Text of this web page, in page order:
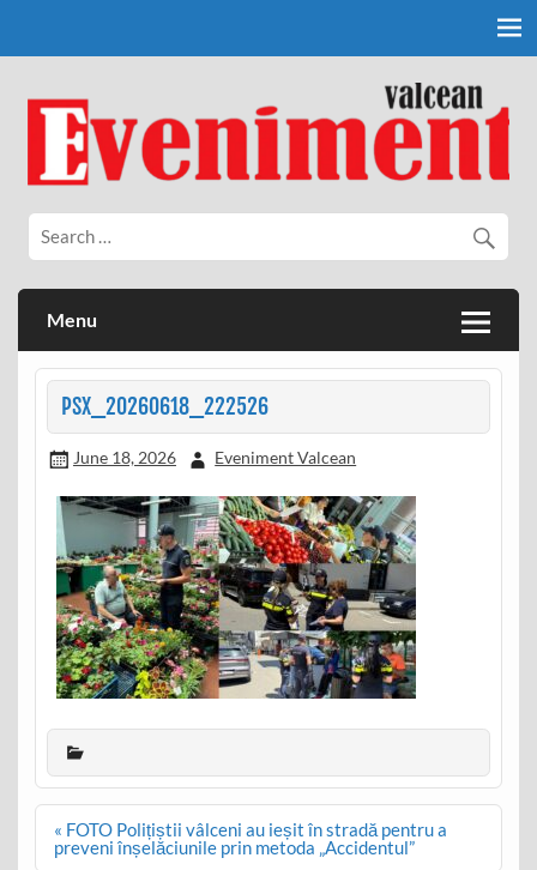
Eveniment Valcean
Menu
PSX_20260618_222526
June 18, 2026 Eveniment Valcean
Post
navigation
« FOTO Polițiștii vâlceni au ieșit în stradă pentru a
preveni înșelăciunile prin metoda „Accidentul”